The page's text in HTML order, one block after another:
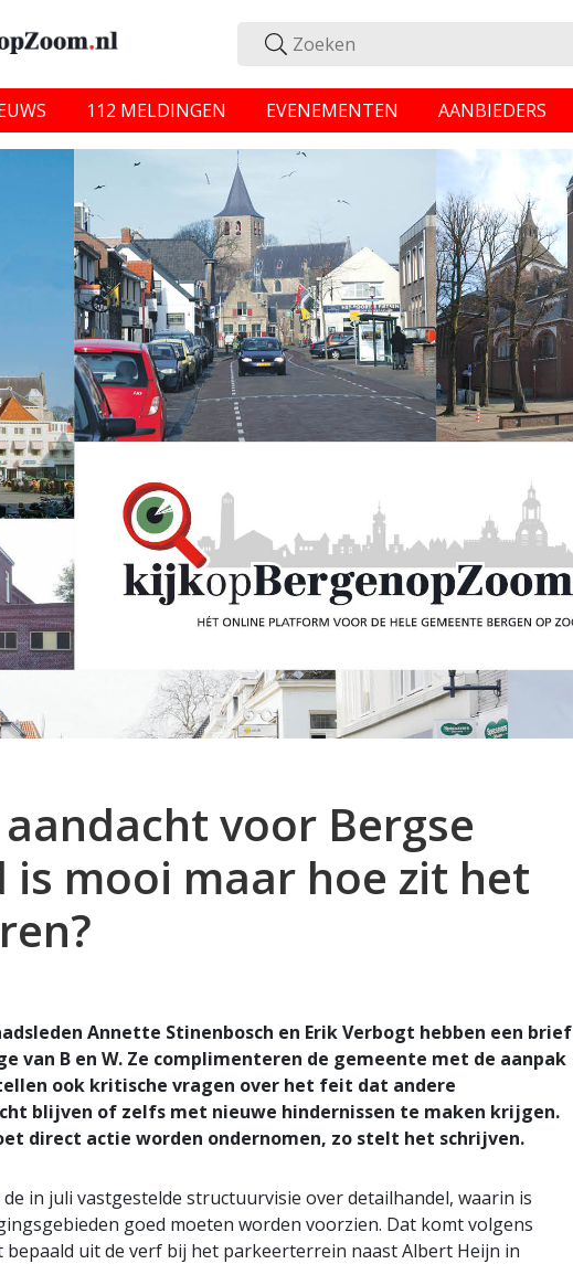
112 MELDINGEN EVENEMENTEN AANBIEDERS
aandacht voor Bergse
is mooi maar hoe zit het
raadsleden Annette Stinenbosch en Erik Verbogt hebben een brief
van B en W. Ze complimenteren de gemeente met de aanpak
ook kritische vragen over het feit dat andere
blijven of zelfs met nieuwe hindernissen te maken krijgen.
direct actie worden ondernomen, zo stelt het schrijven.
in juli vastgestelde structuurvisie over detailhandel, waarin is
goed moeten worden voorzien. Dat komt volgens
uit de verf bij het parkeerterrein naast Albert Heijn in